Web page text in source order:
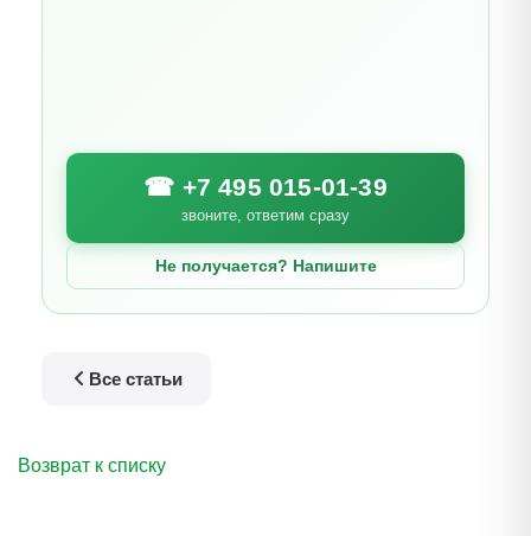
☎ +7 495 015-01-39
звоните, ответим сразу
Не получается? Напишите
Все статьи
Возврат к списку